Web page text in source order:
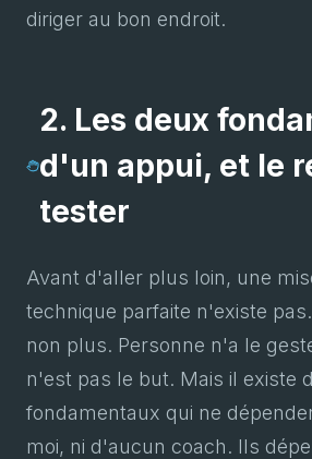
diriger au bon endroit.
2. Les deux
d'un appui, et le
tester
Avant d'aller plus loin, une
technique parfaite n'existe
non plus. Personne n'a le
n'est pas le but. Mais il existe
fondamentaux qui ne
moi, ni d'aucun coach. Ils